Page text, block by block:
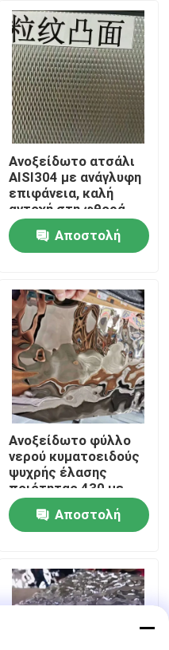
Ανοξείδωτο ατσάλι
AISI304 με ανάγλυφη
επιφάνεια, καλή
αντοχή στη φθορά
και ανάγλυφη
επιφάνεια για
διακοσμητικές
Αποστολή
Ανοξείδωτο φύλλο
νερού κυματοειδούς
ψυχρής έλασης
ποιότητας 430 με
γυαλιστερό
καθρέφτη και χρώμα
PVD
Αποστολή